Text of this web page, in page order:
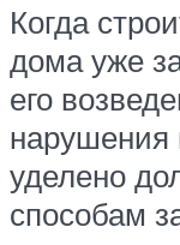
Когда
дома уже
его
нарушения
уделено
способам